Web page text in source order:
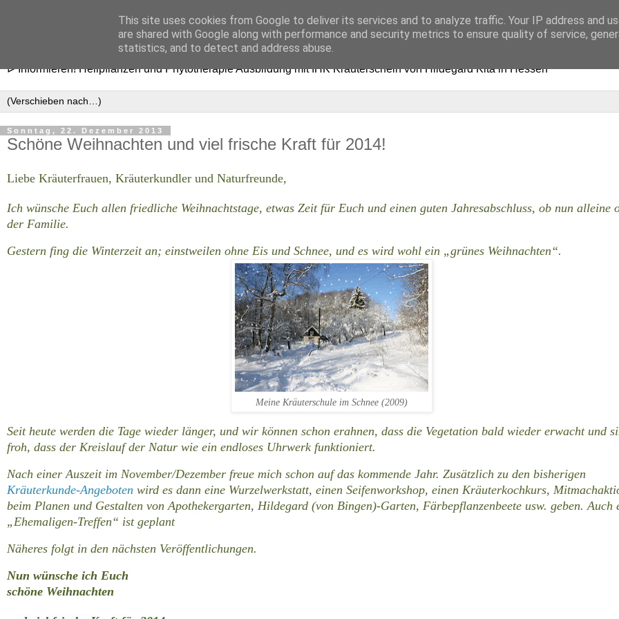
Heilpflanzenschule Hildegard - Ausbildung in Hessen
ᐅ Informieren! Heilpflanzen und Phytotherapie Ausbildung mit IHK Kräuterschein von Hildegard Kita in Hessen
Sonntag, 22. Dezember 2013
Schöne Weihnachten und viel frische Kraft für 2014!
Liebe Kräuterfrauen, Kräuterkundler und Naturfreunde,
Ich wünsche Euch allen friedliche Weihnachtstage, etwas Zeit für Euch und einen guten Jahresabschluss, ob nun alleine
der Familie.
Gestern fing die Winterzeit an; einstweilen ohne Eis und Schnee, und es wird wohl ein „grünes Weihnachten“.
Meine Kräuterschule im Schnee (2009)
Seit heute werden die Tage wieder länger, und wir können schon erahnen, dass die Vegetation bald wieder erwacht und
froh, dass der Kreislauf der Natur wie ein endloses Uhrwerk funktioniert.
Nach einer Auszeit im November/Dezember freue mich schon auf das kommende Jahr. Zusätzlich zu den bisherigen
Kräuterkunde-Angeboten wird es dann eine Wurzelwerkstatt, einen Seifenworkshop, einen Kräuterkochkurs,
beim Planen und Gestalten von Apothekergarten, Hildegard (von Bingen)-Garten, Färbepflanzenbeete usw. geben. Auch
„Ehemaligen-Treffen“ ist geplant
Näheres folgt in den nächsten Veröffentlichungen.
Nun wünsche ich Euch
schöne Weihnachten
This site uses cookies from Google to deliver its services and to analyze traffic. Your IP address and
are shared with Google along with performance and security metrics to ensure quality of service,
statistics, and to detect and address abuse.